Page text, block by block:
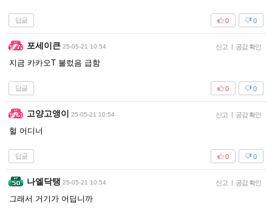
답글 0
0
포세이큰 25-05-21 10:54 신고 | 공감 확인
지금 카카오T 불렀음 급함
답글 0
0
고양고앵이 25-05-21 10:54 신고 | 공감 확인
헐 어디너
답글 0
0
나엘닥탱 25-05-21 10:54 신고 | 공감 확인
그래서 거기가 어딥니까